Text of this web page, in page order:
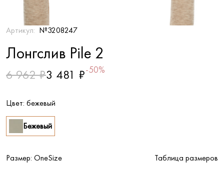
Артикул: №3208247
Лонгслив Pile 2
6 962 ₽3 481 ₽-50%
Цвет: бежевый
Бежевый
Размер: OneSize
Таблица размеров